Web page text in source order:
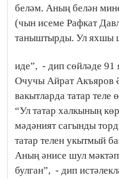
беләм. Аның белән
(чын исеме Рафкат
таныштырды. Ул яхшы
иде”, - дип сөйләде
Очучы Айрат Акъяров
вакытларда татар
“Ул татар халкының
мәдәният сагынды
татар телен укытмый
Аның әнисе шул
булган”, - дип